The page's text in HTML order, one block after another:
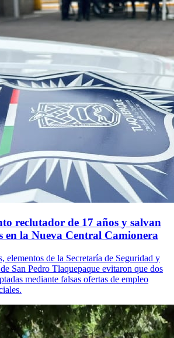
reclutador de 17 años y salvan
en la Nueva Central Camionera
elementos de la Secretaría de Seguridad y
San Pedro Tlaquepaque evitaron que dos
mediante falsas ofertas de empleo